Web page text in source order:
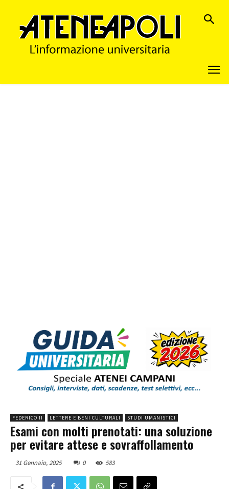
FEDERICO II LETTERE E BENI CULTURALI STUDI UMANISTICI
Esami con molti prenotati: una soluzione
per evitare attese e sovraffollamento
31 Gennaio, 2025 0 583